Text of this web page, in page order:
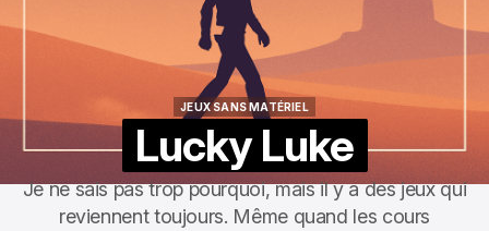
JEUX SANS MATÉRIEL
Lucky Luke
Je ne sais pas trop pourquoi, mais il y a des jeux qui
reviennent toujours. Même quand les cours